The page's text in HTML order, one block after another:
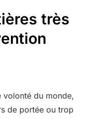
très
volonté du monde,
de portée ou trop